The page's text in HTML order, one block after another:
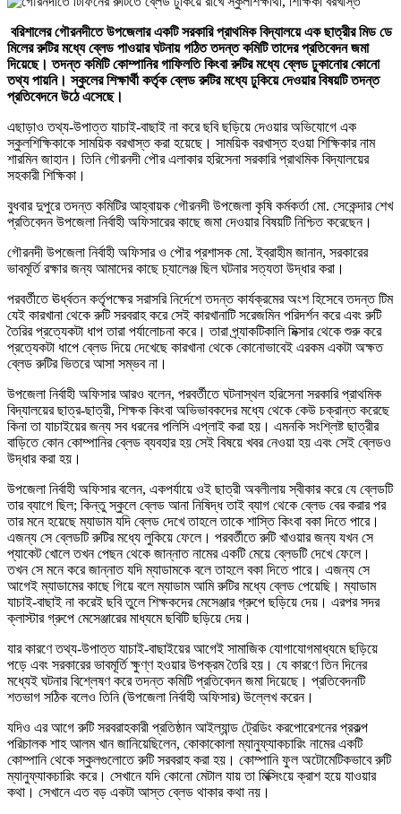
বরিশালের গৌরনদীতে উপজেলার একটি সরকারি প্রাথমিক বিদ্যালয়ে এক ছাত্রীর মিড ডে
মিলের রুটির মধ্যে ব্লেড পাওয়ার ঘটনায় গঠিত তদন্ত কমিটি তাদের প্রতিবেদন জমা
দিয়েছে। তদন্ত কমিটি কোম্পানির গাফিলতি কিংবা রুটির মধ্যে ব্লেড ঢুকানোর কোনো
তথ্য পায়নি। স্কুলের শিক্ষার্থী কর্তৃক ব্লেড রুটির মধ্যে ঢুকিয়ে দেওয়ার বিষয়টি তদন্ত
প্রতিবেদনে উঠে এসেছে।
এছাড়াও তথ্য-উপাত্ত যাচাই-বাছাই না করে ছবি ছড়িয়ে দেওয়ার অভিযোগে এক
স্কুলশিক্ষিকাকে সাময়িক বরখাস্ত করা হয়েছে। সাময়িক বরখাস্ত হওয়া শিক্ষিকার নাম
শারমিন জাহান। তিনি গৌরনদী পৌর এলাকার হরিসেনা সরকারি প্রাথমিক বিদ্যালয়ের
সহকারী শিক্ষিকা।
বুধবার দুপুরে তদন্ত কমিটির আহ্বায়ক গৌরনদী উপজেলা কৃষি কর্মকর্তা মো. সেকেন্দার শেখ
প্রতিবেদন উপজেলা নির্বাহী অফিসারের কাছে জমা দেওয়ার বিষয়টি নিশ্চিত করেছেন।
গৌরনদী উপজেলা নির্বাহী অফিসার ও পৌর প্রশাসক মো. ইব্রাহীম জানান, সরকারের
ভাবমূর্তি রক্ষার জন্য আমাদের কাছে চ্যালেঞ্জ ছিল ঘটনার সত্যতা উদ্ধার করা।
পরবর্তীতে ঊর্ধ্বতন কর্তৃপক্ষের সরাসরি নির্দেশে তদন্ত কার্যক্রমের অংশ হিসেবে তদন্ত টিম
যেই কারখানা থেকে রুটি সরবরাহ করে সেই কারখানাটি সরেজমিন পরিদর্শন করে এবং রুটি
তৈরির প্রত্যেকটা ধাপ তারা পর্যালোচনা করে। তারা প্র্যাকটিকালি মিক্সার থেকে শুরু করে
প্রত্যেকটা ধাপে ব্লেড দিয়ে দেখেছে কারখানা থেকে কোনোভাবেই এরকম একটা অক্ষত
ব্লেড রুটির ভিতরে আসা সম্ভব না।
উপজেলা নির্বাহী অফিসার আরও বলেন, পরবর্তীতে ঘটনাস্থল হরিসেনা সরকারি প্রাথমিক
বিদ্যালয়ের ছাত্র-ছাত্রী, শিক্ষক কিংবা অভিভাবকদের মধ্যে থেকে কেউ চক্রান্ত করেছে
কিনা তা যাচাইয়ের জন্য সব ধরনের পলিসি এপ্লাই করা হয়। এমনকি সংশ্লিষ্ট ছাত্রীর
বাড়িতে কোন কোম্পানির ব্লেড ব্যবহার হয় সেই বিষয়ে খবর নেওয়া হয় এবং সেই ব্লেডও
উদ্ধার করা হয়।
উপজেলা নির্বাহী অফিসার বলেন, একপর্যায়ে ওই ছাত্রী অবলীলায় স্বীকার করে যে ব্লেডটি
তার ব্যাগে ছিল; কিন্তু স্কুলে ব্লেড আনা নিষিদ্ধ তাই ব্যাগ থেকে ব্লেড বের করার পর
তার মনে হয়েছে ম্যাডাম যদি ব্লেড দেখে তাহলে তাকে শাস্তি কিংবা বকা দিতে পারে।
এজন্য সে ব্লেডটি রুটির মধ্যে লুকিয়ে ফেলে। পরবর্তীতে রুটি খাওয়ার জন্য যখন সে
প্যাকেট খোলে তখন পেছন থেকে জান্নাত নামের একটি মেয়ে ব্লেডটি দেখে ফেলে।
তখন সে মনে করে জান্নাত যদি ম্যাডামকে বলে তাহলে বকা দিতে পারে। এজন্য সে
আগেই ম্যাডামের কাছে গিয়ে বলে ম্যাডাম আমি রুটির মধ্যে ব্লেড পেয়েছি। ম্যাডাম
যাচাই-বাছাই না করেই ছবি তুলে শিক্ষকদের মেসেঞ্জার গ্রুপে ছড়িয়ে দেয়। এরপর সদর
ক্লাস্টার গ্রুপে মেসেঞ্জারের মাধ্যমে ছবিটি ছড়িয়ে দেয়।
যার কারণে তথ্য-উপাত্ত যাচাই-বাছাইয়ের আগেই সামাজিক যোগাযোগমাধ্যমে ছড়িয়ে
পড়ে এবং সরকারের ভাবমূর্তি ক্ষুণ্ণ হওয়ার উপক্রম তৈরি হয়। যে কারণে তিন দিনের
মধ্যেই ঘটনার বিশ্লেষণ করে তদন্ত কমিটি প্রতিবেদন জমা দিয়েছে। প্রতিবেদনটি
শতভাগ সঠিক বলেও তিনি (উপজেলা নির্বাহী অফিসার) উল্লেখ করেন।
যদিও এর আগে রুটি সরবরাহকারী প্রতিষ্ঠান আইল্যান্ড ট্রেডিং করপোরেশনের প্রকল্প
পরিচালক শাহ আলম খান জানিয়েছিলেন, কোকাকোলা ম্যানুফ্যাকচারিং নামের একটি
কোম্পানি থেকে স্কুলগুলোতে রুটি সরবরাহ করা হয়। কোম্পানি ফুল অটোমেটিকভাবে রুটি
ম্যানুফ্যাকচারিং করে। সেখানে যদি কোনো মেটাল যায় তা মিক্সিংয়ে ক্রাশ হয়ে যাওয়ার
কথা। সেখানে এত বড় একটা আস্ত ব্লেড থাকার কথা নয়।